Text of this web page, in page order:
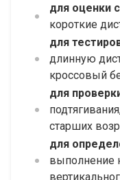
для оценки
короткие
для
длинную
кроссовый
для
старших
для
выполнение